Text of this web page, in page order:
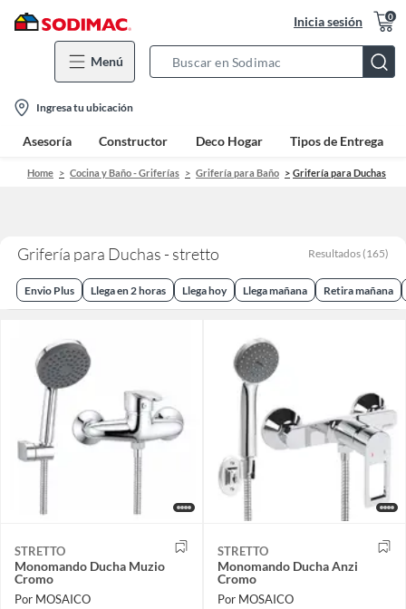
Inicia sesión 0
Menú
Bar
location-
icon
Ingresa tu ubicación
Asesoría Constructor Deco Hogar Tipos de Entrega
Home Cocina y Baño - Griferías Grifería para Baño Grifería para Duchas
Grifería para Duchas - stretto Resultados (165)
Envio Plus Llega en 2 horas Llega hoy Llega mañana Retira mañana
STRETTO
Monomando Ducha Muzio
Cromo
Por MOSAICO
STRETTO
Monomando Ducha Anzi
Cromo
Por MOSAICO